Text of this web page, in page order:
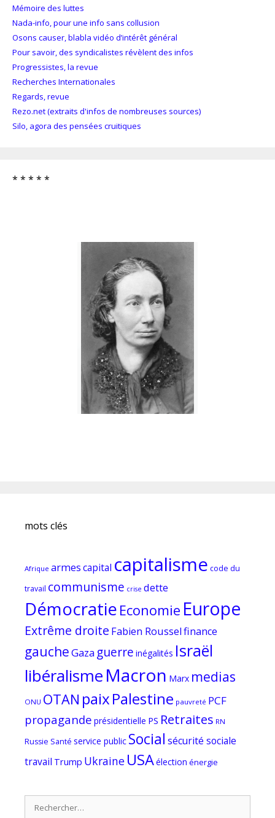
Mémoire des luttes
Nada-info, pour une info sans collusion
Osons causer, blabla vidéo d’intérêt général
Pour savoir, des syndicalistes révèlent des infos
Progressistes, la revue
Recherches Internationales
Regards, revue
Rezo.net (extraits d'infos de nombreuses sources)
Silo, agora des pensées cruitiques
* * * * *
mots clés
Afrique armescapital capitalisme code du
travail communisme crise dette
Démocratie Economie Europe
Extrême droite Fabien Rousselfinance
gaucheGaza guerre inégalités Israël
libéralismeMacron Marx medias
ONU OTAN paixPalestine pauvreté PCF
propagande présidentielle PS Retraites RN
Russie Santé service public Social sécurité sociale
travail Trump Ukraine USAélection énergie